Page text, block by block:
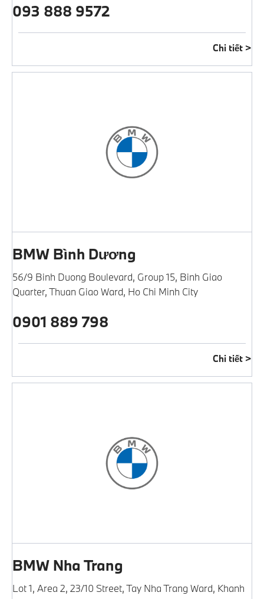
093 888 9572
Chi tiết
BMW Bình Dương
56/9 Binh Duong Boulevard, Group 15, Binh Giao
Quarter,Thuan Giao Ward, Ho Chi Minh City
0901 889 798
Chi tiết
BMW Nha Trang
Lot 1, Area 2, 23/10 Street,Tay Nha Trang Ward, Khanh